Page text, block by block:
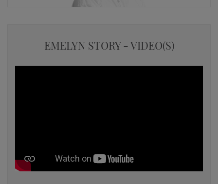
EMELYN STORY - VIDEO(S)